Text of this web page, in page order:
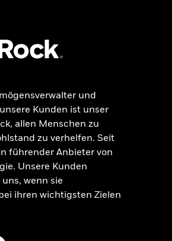
Offenlegungen
2025
und
Kunden ist unser
allen Menschen zu
zu verhelfen. Seit
führender Anbieter von
Unsere Kunden
wenn sie
ihren wichtigsten Zielen